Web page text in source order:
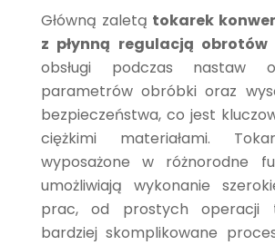
Główną zaletą tokarek
z płynną regulacją obrotów
obsługi podczas nastaw
parametrów obróbki oraz
bezpieczeństwa, co jest
ciężkimi materiałami.
wyposażone w różnorodne
umożliwiają wykonanie
prac, od prostych operacji
bardziej skomplikowane